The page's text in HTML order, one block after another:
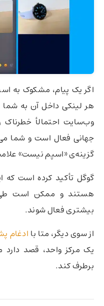
اگر یک پیام، مشکوک به
هر لینکی داخل آن به
وب‌سایت احتمالأ خطرناک
جهانی فعال است و شما
گزینه‌ی «اسپم نیست»
گوگل تأکید کرده است که
هستند و ممکن است طی
بیشتری فعال شوند.
از سوی دیگر،‌ متا با ادغام
برطرف کند.